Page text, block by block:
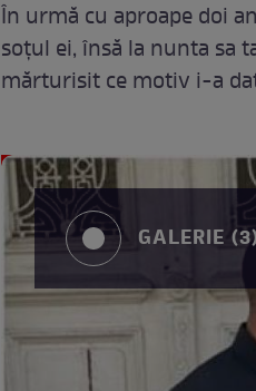
În urmă cu aproape doi
soțul ei, însă la nunta sa
mărturisit ce motiv i-a
GALERIE